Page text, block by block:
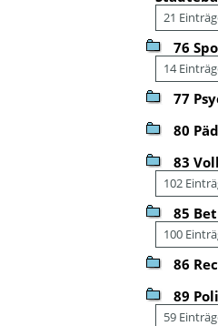
21
76
14
77
80
83
102
85
100
86
89
59